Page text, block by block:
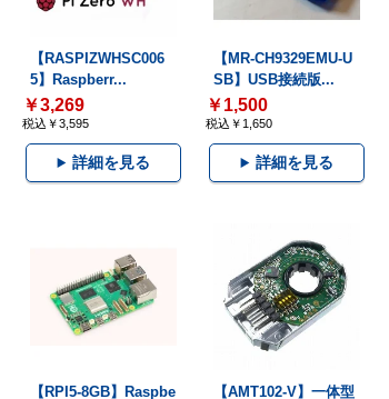
【RASPIZWHSC006
5】Raspberr...
￥3,269
税込￥3,595
詳細を見る
【MR-CH9329EMU-U
SB】USB接続版...
￥1,500
税込￥1,650
詳細を見る
【RPI5-8GB】Raspbe 【AMT102-V】一体型